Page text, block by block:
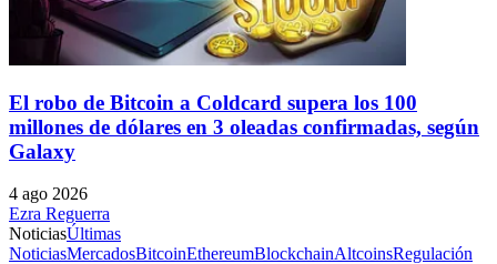
El robo de Bitcoin a Coldcard supera los 100
millones de dólares en 3 oleadas confirmadas, según
Galaxy
4 ago 2026
Ezra Reguerra
NoticiasÚltimas
NoticiasMercadosBitcoinEthereumBlockchainAltcoinsRegulación